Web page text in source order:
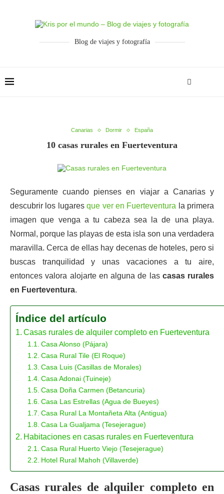
Blog de viajes y fotografía
Canarias Dormir España
10 casas rurales en Fuerteventura
Seguramente cuando pienses en viajar a Canarias y
descubrir los lugaresque ver en Fuerteventura la primera
imagen que venga a tu cabeza sea la de una playa.
Normal, porque las playas de esta isla son una verdadera
maravilla. Cerca de ellas hay decenas de hoteles, pero si
buscas tranquilidad y unas vacaciones a tu aire,
entonces valora alojarte en alguna de las casas rurales
en Fuerteventura.
Índice del artículo
Casas rurales de alquiler completo en Fuerteventura
Casa Alonso (Pájara)
Casa Rural Tile (El Roque)
Casa Luis (Casillas de Morales)
Casa Adonai (Tuineje)
Casa Doña Carmen (Betancuria)
Casa Las Estrellas (Agua de Bueyes)
Casa Rural La Montañeta Alta (Antigua)
Casa La Gualjama (Tesejerague)
Habitaciones en casas rurales en Fuerteventura
Casa Rural Huerto Viejo (Tesejerague)
Hotel Rural Mahoh (Villaverde)
Casas rurales de alquiler completo en